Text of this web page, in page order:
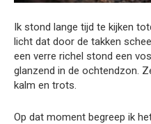
Ik stond lange tijd te kijken
licht dat door de takken
een verre richel stond een
glanzend in de ochtendzon.
kalm en trots.
Op dat moment begreep ik